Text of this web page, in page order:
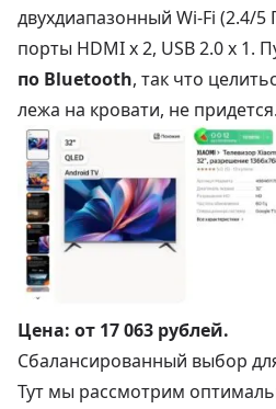
двухдиапазонный Wi-Fi (2.4/5
порты HDMI х 2, USB 2.0 х 1.
по Bluetooth, так что
лежа на кровати, не придется.
Цена: от 17 063 рублей.
Сбалансированный выбор
Тут мы рассмотрим